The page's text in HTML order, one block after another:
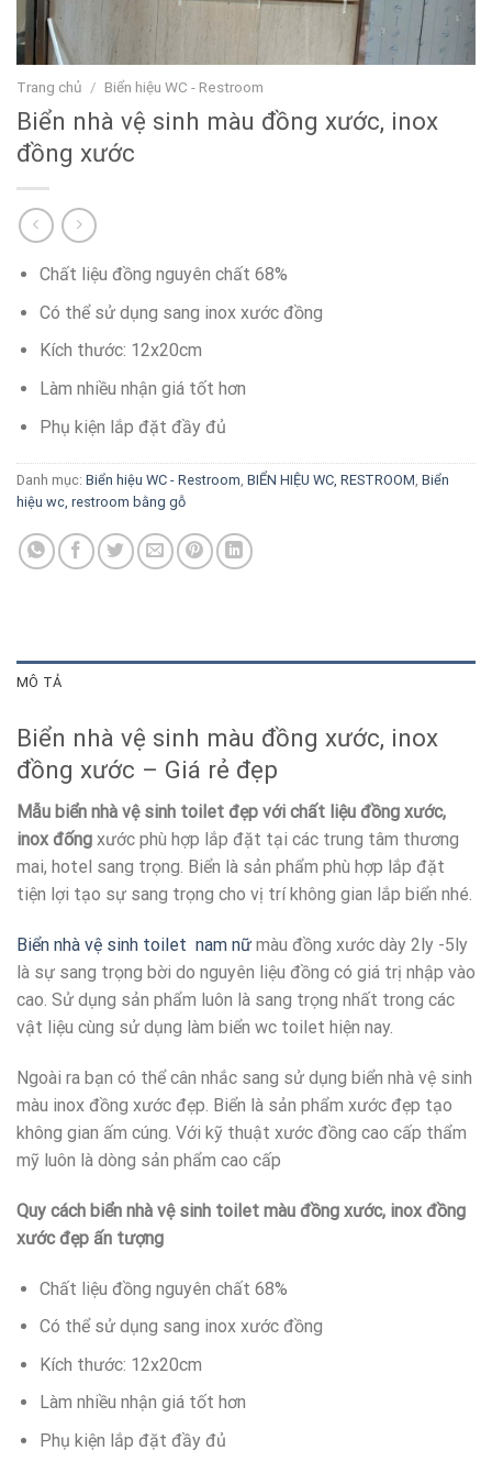
Trang chủ / Biển hiệu WC - Restroom
Biển nhà vệ sinh màu đồng xước, inox
đồng xước
Chất liệu đồng nguyên chất 68%
Có thể sử dụng sang inox xước đồng
Kích thước: 12x20cm
Làm nhiều nhận giá tốt hơn
Phụ kiện lắp đặt đầy đủ
Danh mục: Biển hiệu WC - Restroom, BIỂN HIỆU WC, RESTROOM, Biển
hiệu wc, restroom bằng gỗ
MÔ TẢ
Biển nhà vệ sinh màu đồng xước, inox
đồng xước – Giá rẻ đẹp
Mẫu biển nhà vệ sinh toilet đẹp với chất liệu đồng xước,
inox đống xước phù hợp lắp đặt tại các trung tâm thương
mai, hotel sang trọng. Biển là sản phẩm phù hợp lắp đặt
tiện lợi tạo sự sang trọng cho vị trí không gian lắp biển nhé.
Biển nhà vệ sinh toilet nam nữ màu đồng xước dày 2ly -5ly
là sự sang trọng bời do nguyên liệu đồng có giá trị nhập vào
cao. Sử dụng sản phẩm luôn là sang trọng nhất trong các
vật liệu cùng sử dụng làm biển wc toilet hiện nay.
Ngoài ra bạn có thể cân nhắc sang sử dụng biển nhà vệ sinh
màu inox đồng xước đẹp. Biển là sản phẩm xước đẹp tạo
không gian ấm cúng. Với kỹ thuật xước đồng cao cấp thẩm
mỹ luôn là dòng sản phẩm cao cấp
Quy cách biển nhà vệ sinh toilet màu đồng xước, inox đồng
xước đẹp ấn tượng
Chất liệu đồng nguyên chất 68%
Có thể sử dụng sang inox xước đồng
Kích thước: 12x20cm
Làm nhiều nhận giá tốt hơn
Phụ kiện lắp đặt đầy đủ